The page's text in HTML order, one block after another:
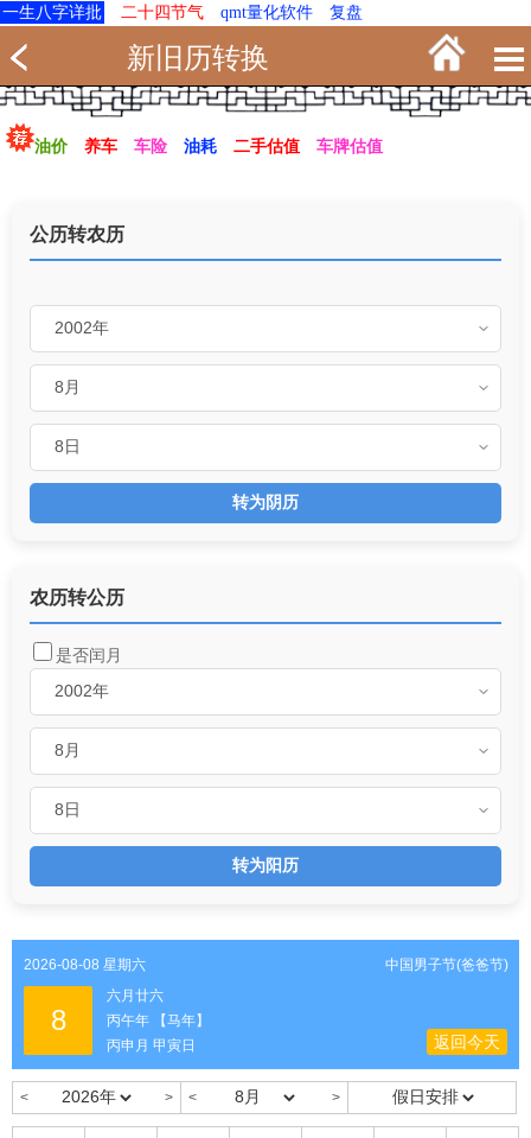
一生八字详批 二十四节气 qmt量化软件 复盘
新旧历转换
油价 养车 车险 油耗 二手估值 车牌估值
公历转农历
转为阴历
农历转公历
是否闰月
转为阳历